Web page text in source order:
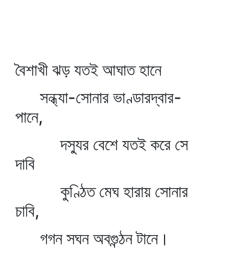
বৈশাখী ঝড় যতই আঘাত হানে
সন্ধ্যা-সোনার ভাণ্ডারদ্বার-
পানে,
দস্যুর বেশে যতই করে সে
দাবি
কুণ্ঠিত মেঘ হারায় সোনার
চাবি,
গগন সঘন অবগুন্ঠন টানে।